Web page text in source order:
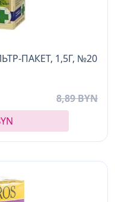
ПАКЕТ, 1,5Г, №20
8,89 BYN